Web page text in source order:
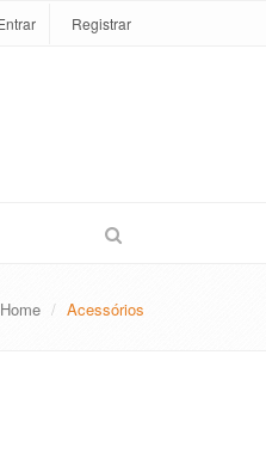
Registrar
Home Acessórios